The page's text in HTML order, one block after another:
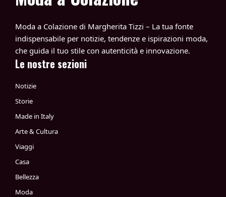
Moda a Colazione di Margherita Tizzi – La tua fonte
indispensabile per notizie, tendenze e ispirazioni moda,
che guida il tuo stile con autenticità e innovazione.
Le nostre sezioni
Notizie
Storie
Made in Italy
Arte & Cultura
Viaggi
Casa
Bellezza
Moda